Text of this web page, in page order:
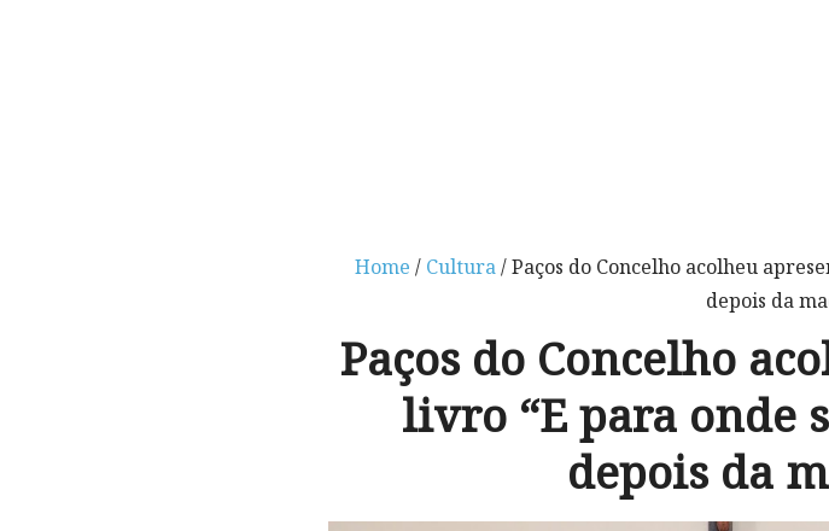
Home / Cultura/ Paços do Concelho acolheu
depois da
Paços do Concelho
livro “E para onde
depois da